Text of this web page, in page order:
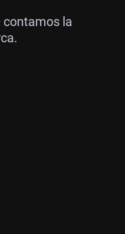
contamos la